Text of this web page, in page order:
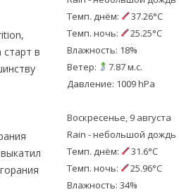
в
Темп. днём:
37.26°C
Темп. ночь:
25.25°C
Влажность: 18%
Ветер:
7.87 м.с.
Давление: 1009 hPa
Воскресенье, 9 августа
Rain - небольшой дождь
Темп. днём:
31.6°C
Темп. ночь:
25.96°C
Влажность: 34%